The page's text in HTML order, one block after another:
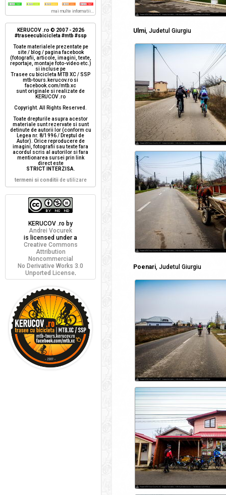
Ulmi, Judetul Giurgiu
Poenari, Judetul Giurgiu
mai multe informatii...
KERUCOV .ro © 2007 - 2026
#traseecubicicleta #mtb #ssp
Toate materialele prezentate pe
site / blog / pagina facebook
(fotografii, articole, imagini, texte,
reportaje, montaje foto-video etc.)
si incluse pe
Trasee cu bicicleta MTB XC / SSP
mtb-tours.kerucov.ro si
facebook.com/mtb.xc
sunt originale si realizate de
KERUCOV .ro
Copyright. All Rights Reserved.
Toate drepturile asupra acestor
materiale sunt rezervate si sunt
detinute de autorii lor (conform cu
Legea nr. 8/1996 / Dreptul de
Autor). Orice reproducere de
imagini, fotografii sau texte fara
acordul scris al autorilor si fara
mentionarea sursei prin link
direct este
STRICT INTERZISA.
termeni si conditii de utilizare
KERUCOV .ro by
Andrei Vocurek
is licensed under a
Creative Commons
Attribution
Noncommercial
No Derivative Works 3.0
Unported License.